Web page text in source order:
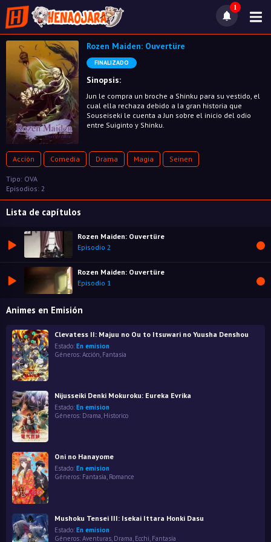
1
Rozen Maiden: Ouvertüre
FINALIZADO
Sinopsis:
Jun le compra un broche a Shinku para su vestido, el
cual ella rechaza debido a la gran historia que
Souseiseki le cuenta a Jun sobre el inicio del odio
entre Suiginto y Shinku.
Acción Comedia Drama Magia Seinen
Tipo: OVA
Episodios: 2
Lista de capítulos
Rozen Maiden: Ouvertüre
Episodio 2
Rozen Maiden: Ouvertüre
Episodio 1
Animes en Emisión
Clevatess II: Majuu no Ou to Itsuwari no Yuusha Denshou
Estado: En emision
Géneros: Acción Fantasía
Nijusseiki Denki Mokuroku: Eureka Evrika
Estado: En emision
Géneros: Drama, Historico
Oni no Hanayome
Estado: En emision
Géneros: Fantasía, Romance
Mushoku Tensei III: Isekai Ittara Honki Dasu
Estado: En emision
Géneros: Aventuras Drama Ecchi Fantasía